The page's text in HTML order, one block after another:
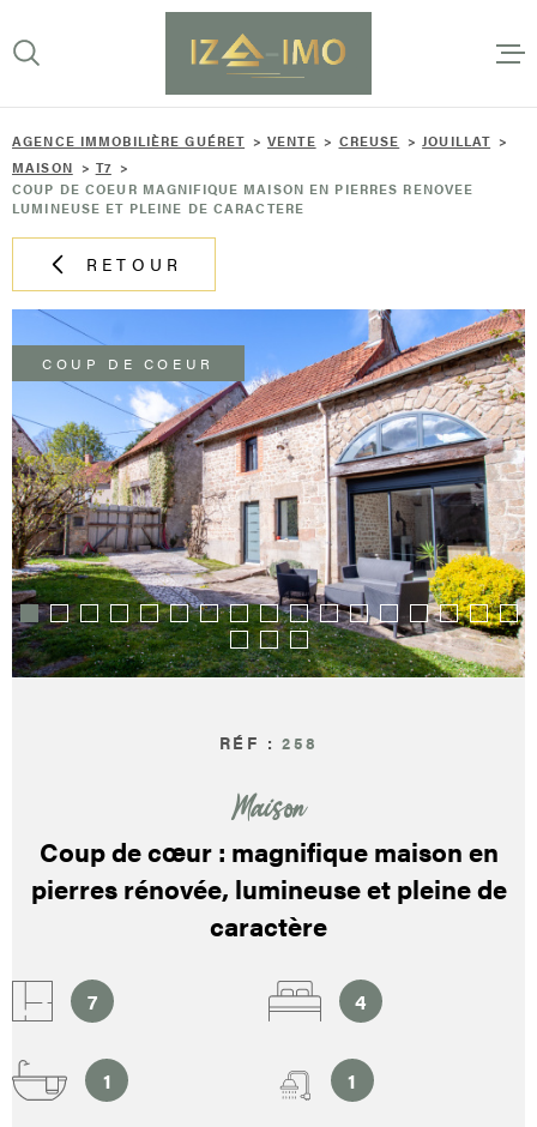
au
menu
au
contenu
VENTES
AGENCE IMMOBILIÈRE GUÉRET VENTE CREUSE
JOUILLAT
MAISON
T7
COUP DE COEUR MAGNIFIQUE MAISON EN PIERRES RENOVEE
LUMINEUSE ET PLEINE DE CARACTERE
RETOUR
COUP DE COEUR
RÉF :258
Maison
Coup de cœur : magnifique maison en
pierres rénovée, lumineuse et pleine de
caractère
7 4
1 1
VOTRE
RECHERCHE
TYPE
D'OFFRE
ACHETER
BIEN
VILLE
Budget
BUDGET
RECHERCHER